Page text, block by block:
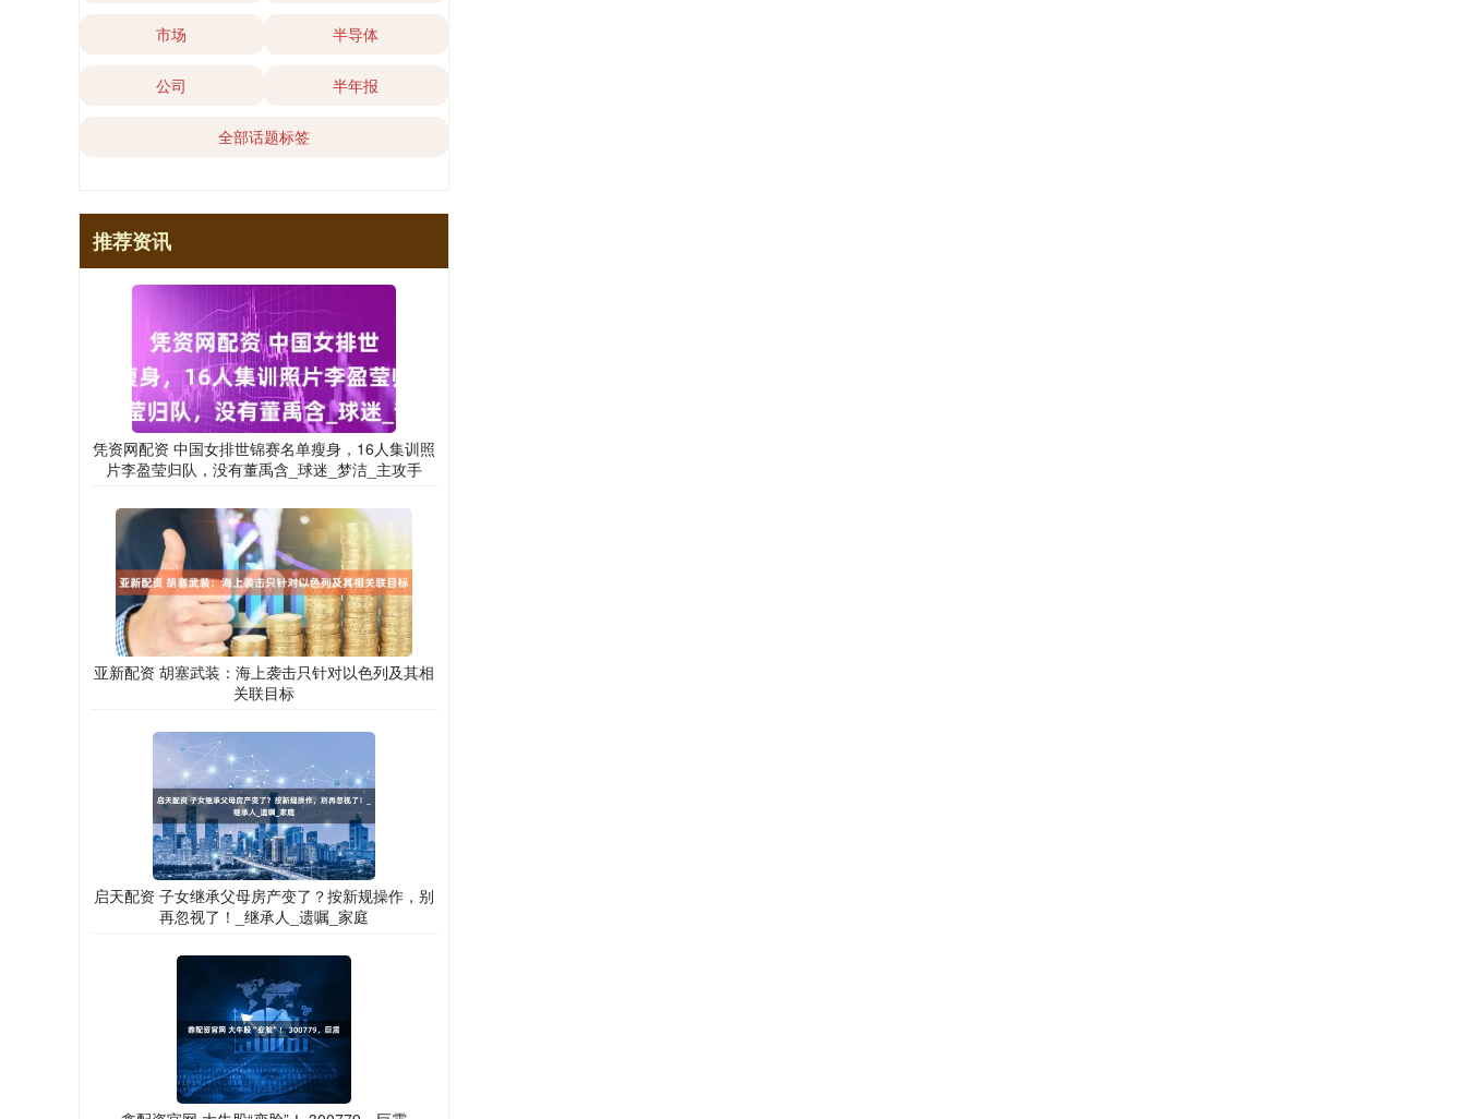
市场 半导体
公司 半年报
全部话题标签
推荐资讯
凭资网配资 中国女排世锦赛名单瘦身，16人集训照
片李盈莹归队，没有董禹含_球迷_梦洁_主攻手
亚新配资 胡塞武装：海上袭击只针对以色列及其相
关联目标
启天配资 子女继承父母房产变了？按新规操作，别
再忽视了！_继承人_遗嘱_家庭